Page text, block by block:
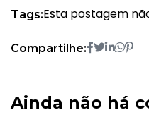
Tags:Esta postagem
Compartilhe:
Ainda não há